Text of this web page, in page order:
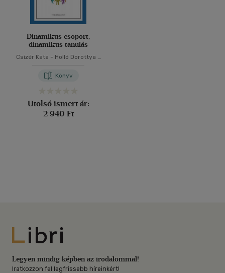
Dinamikus csoport,
dinamikus tanulás
Csizér Kata - Holló Dorottya -
Könyv
Utolsó ismert ár:
2 940 Ft
Libri
Legyen mindig képben az irodalommal!
Iratkozzon fel legfrissebb híreinkért!